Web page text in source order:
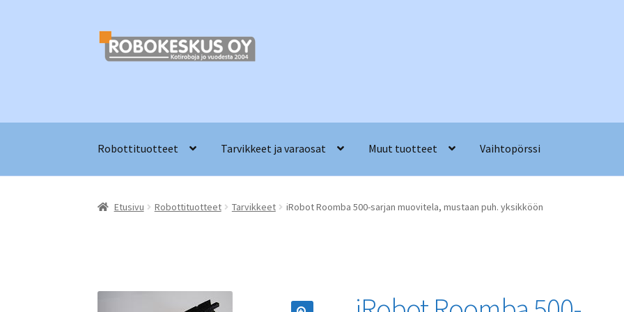
Siirry
navigointiin
Siirry
sisältöön
Robottituotteet Tarvikkeet ja varaosat Muut tuotteet Vaihtopörssi
Etusivu Robottituotteet Tarvikkeet iRobot Roomba 500-sarjan muovitela, mustaan puh. yksikköön